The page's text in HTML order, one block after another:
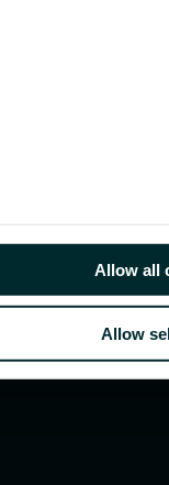
Allow all
Allow